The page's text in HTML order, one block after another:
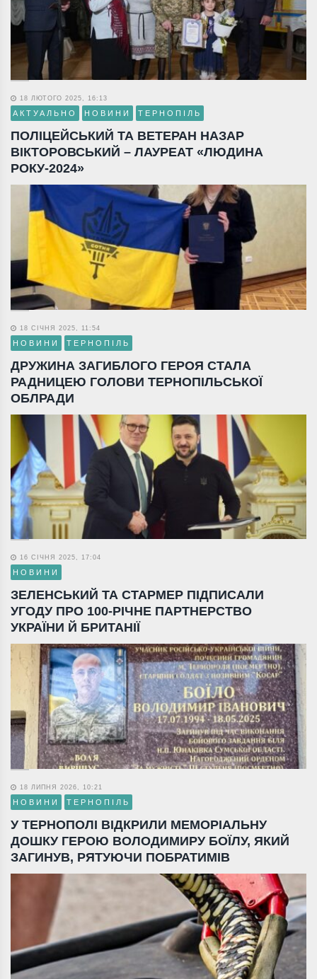
18 ЛЮТОГО 2025, 16:13
АКТУАЛЬНО НОВИНИ ТЕРНОПІЛЬ
ПОЛІЦЕЙСЬКИЙ ТА ВЕТЕРАН НАЗАР
ВІКТОРОВСЬКИЙ – ЛАУРЕАТ «ЛЮДИНА
РОКУ-2024»
18 СІЧНЯ 2025, 11:54
НОВИНИ ТЕРНОПІЛЬ
ДРУЖИНА ЗАГИБЛОГО ГЕРОЯ СТАЛА
РАДНИЦЕЮ ГОЛОВИ ТЕРНОПІЛЬСЬКОЇ
ОБЛРАДИ
16 СІЧНЯ 2025, 17:04
НОВИНИ
ЗЕЛЕНСЬКИЙ ТА СТАРМЕР ПІДПИСАЛИ
УГОДУ ПРО 100-РІЧНЕ ПАРТНЕРСТВО
УКРАЇНИ Й БРИТАНІЇ
18 ЛИПНЯ 2026, 10:21
НОВИНИ ТЕРНОПІЛЬ
У ТЕРНОПОЛІ ВІДКРИЛИ МЕМОРІАЛЬНУ
ДОШКУ ГЕРОЮ ВОЛОДИМИРУ БОЇЛУ, ЯКИЙ
ЗАГИНУВ, РЯТУЮЧИ ПОБРАТИМІВ